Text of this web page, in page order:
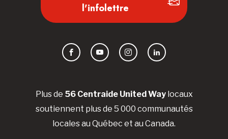
Plus de 56 Centraide United Waylocaux
soutiennent plus de 5 000 communautés
locales au Québec et au Canada.
l'infolettre
FacebookYouTubeInstagramLinkedIn